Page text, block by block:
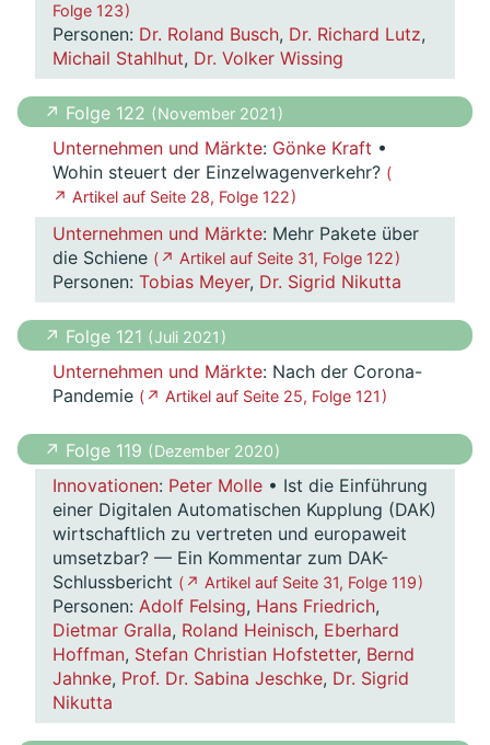
Folge 123 )
Personen: Dr. Roland Busch, Dr. Richard Lutz,
Michail Stahlhut, Dr. Volker Wissing
↗ Folge 122 ( November 2021 )
Unternehmen und Märkte: Gönke Kraft •
Wohin steuert der Einzelwagenverkehr? (
↗ Artikel auf Seite 28, Folge 122 )
Unternehmen und Märkte: Mehr Pakete über
die Schiene ( ↗ Artikel auf Seite 31, Folge 122 )
Personen: Tobias Meyer, Dr. Sigrid Nikutta
↗ Folge 121 ( Juli 2021 )
Unternehmen und Märkte: Nach der Corona-
Pandemie ( ↗ Artikel auf Seite 25, Folge 121 )
↗ Folge 119 ( Dezember 2020 )
Innovationen: Peter Molle • Ist die Einführung
einer Digitalen Automatischen Kupplung (DAK)
wirtschaftlich zu vertreten und europaweit
umsetzbar? — Ein Kommentar zum DAK-
Schlussbericht ( ↗ Artikel auf Seite 31, Folge 119 )
Personen: Adolf Felsing, Hans Friedrich,
Dietmar Gralla, Roland Heinisch, Eberhard
Hoffman, Stefan Christian Hofstetter, Bernd
Jahnke, Prof. Dr. Sabina Jeschke, Dr. Sigrid
Nikutta